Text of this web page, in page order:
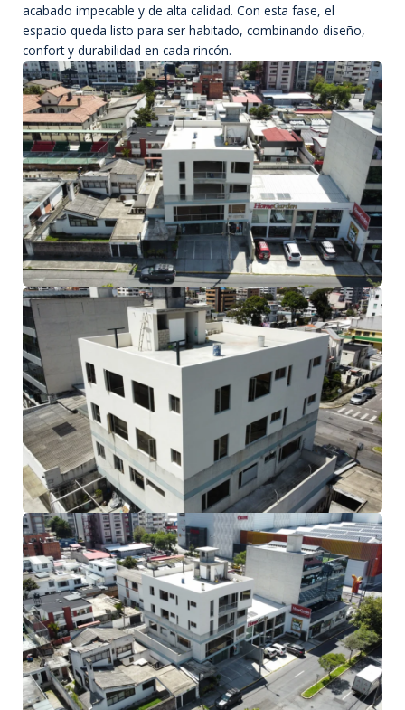
acabado impecable y de alta calidad. Con esta fase, el
espacio queda listo para ser habitado, combinando diseño,
confort y durabilidad en cada rincón.